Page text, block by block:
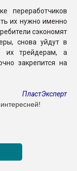
переработчиков
их нужно именно
сэкономят
снова уйдут в
их трейдерам, а
закрепится на
ПластЭксперт